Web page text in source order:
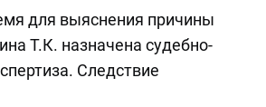
для выяснения причины
Т.К. назначена судебно-
Следствие